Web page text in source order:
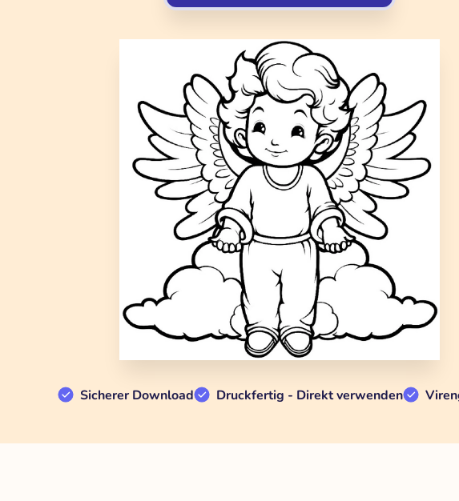
Sicherer Download Druckfertig - Direkt verwenden